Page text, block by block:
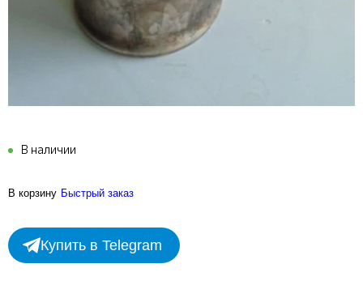
В наличии
В корзину Быстрый заказ
Купить в Telegram